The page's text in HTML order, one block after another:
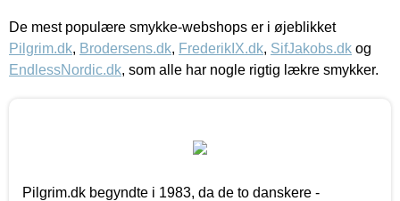
De mest populære smykke-webshops er i øjeblikket
Pilgrim.dk, Brodersens.dk, FrederikIX.dk, SifJakobs.dk og
EndlessNordic.dk, som alle har nogle rigtig lækre smykker.
Pilgrim.dk begyndte i 1983, da de to danskere -